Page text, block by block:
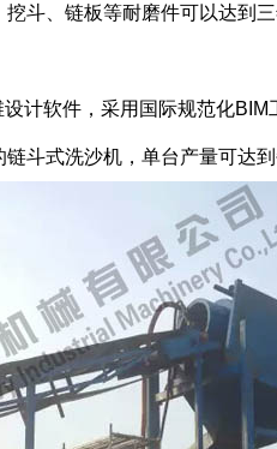
、链板等耐磨件可以达到三
软件，采用国际规范化BI M
斗式洗沙机，单台产量可达到